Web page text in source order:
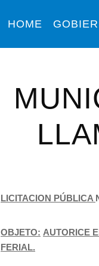
HOME
LICITACION PÚBLICA
OBJETO: AUTORICE
FERIAL.